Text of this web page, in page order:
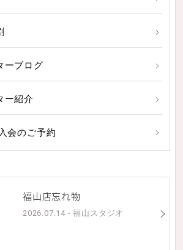
ーブログ
ー紹介
会のご予約
福山店忘れ物
2026.07.14 - 福山スタジオ